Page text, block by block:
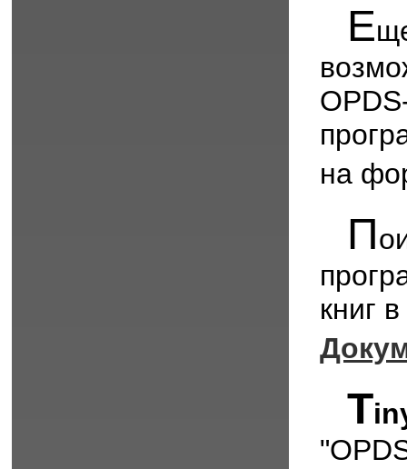
Е
на
П
книг
T